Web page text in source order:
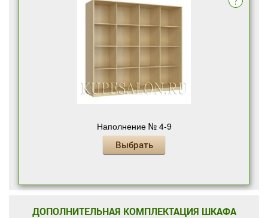
Наполнение № 4-9
Выбрать
ДОПОЛНИТЕЛЬНАЯ КОМПЛЕКТАЦИЯ ШКАФА